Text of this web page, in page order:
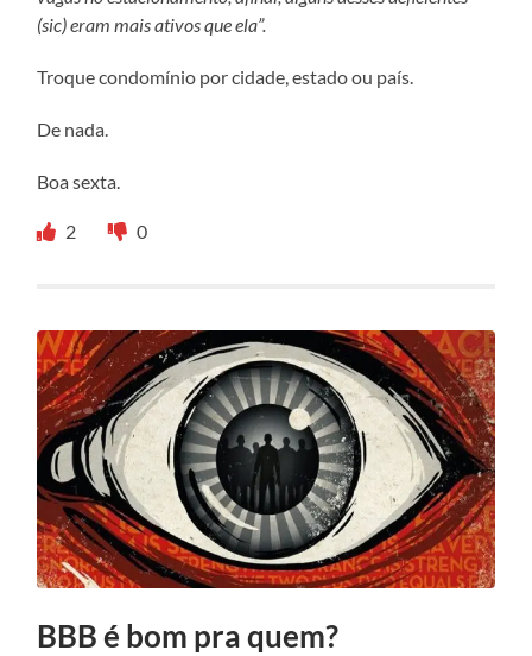
(sic) eram mais ativos que ela”.
Troque condomínio por cidade, estado ou país.
De nada.
Boa sexta.
2 0
BBB é bom pra quem?